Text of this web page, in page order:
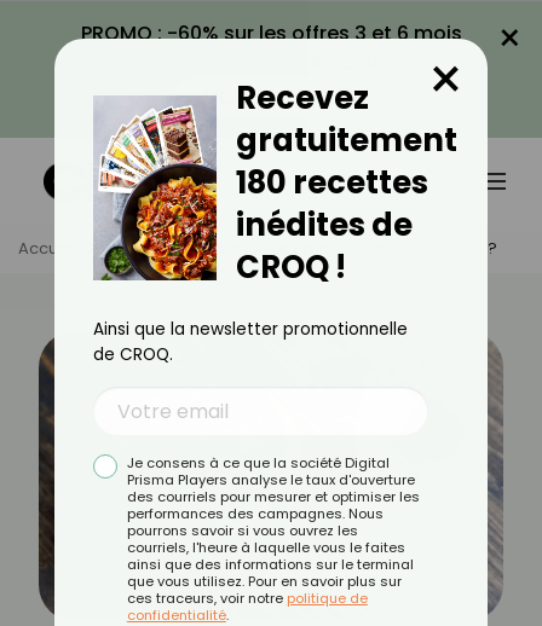
PROMO : -60% sur les offres 3 et 6 mois
VOIR LA PROMO
×
Accueil Actus Minceur Le Pruneau Est-Il Calorique ?
Recevez
gratuitement
180 recettes
inédites de
CROQ !
×
Ainsi que la newsletter promotionnelle
de CROQ.
Je consens à ce que la société Digital
Prisma Players analyse le taux d'ouverture
des courriels pour mesurer et optimiser les
performances des campagnes. Nous
pourrons savoir si vous ouvrez les
courriels, l'heure à laquelle vous le faites
ainsi que des informations sur le terminal
que vous utilisez. Pour en savoir plus sur
ces traceurs, voir notre politique de
confidentialité.